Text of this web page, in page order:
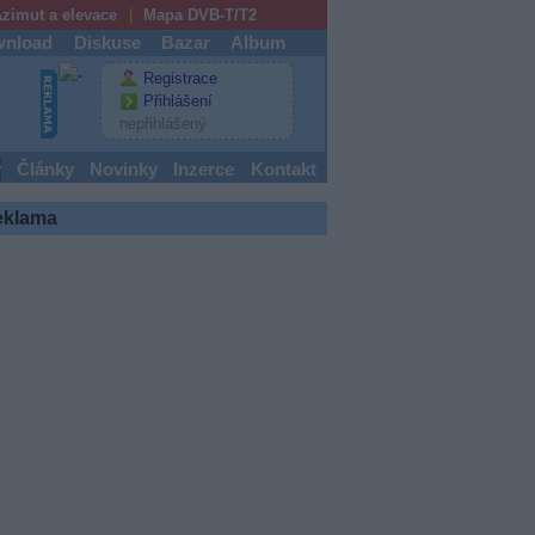
a elevace Mapa DVB-T/T2
Diskuse Bazar Album
Registrace
Přihlášení
nepřihlášený
Články Novinky Inzerce Kontakt